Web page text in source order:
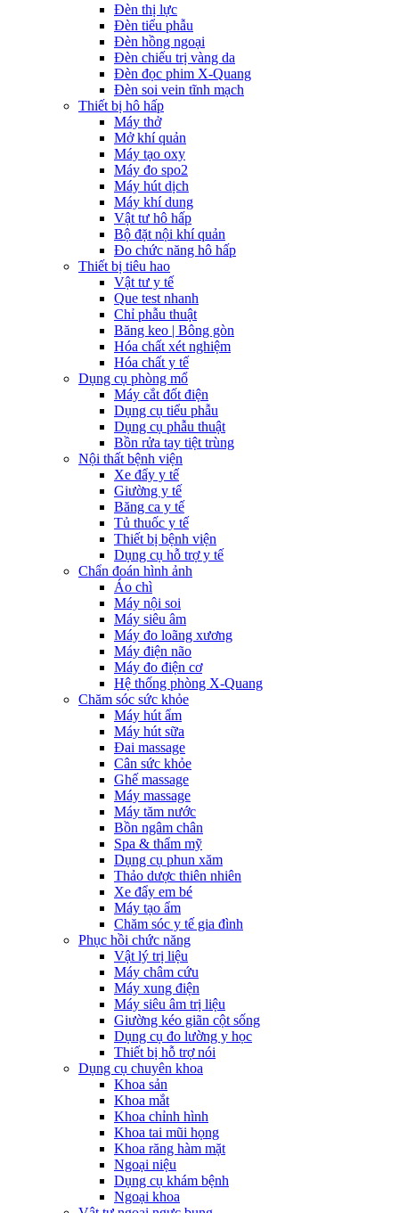
Đèn thị lực
Đèn tiểu phẫu
Đèn hồng ngoại
Đèn chiếu trị vàng da
Đèn đọc phim X-Quang
Đèn soi vein tĩnh mạch
Thiết bị hô hấp
Máy thở
Mở khí quản
Máy tạo oxy
Máy đo spo2
Máy hút dịch
Máy khí dung
Vật tư hô hấp
Bộ đặt nội khí quản
Đo chức năng hô hấp
Thiết bị tiêu hao
Vật tư y tế
Que test nhanh
Chỉ phẫu thuật
Băng keo | Bông gòn
Hóa chất xét nghiệm
Hóa chất y tế
Dụng cụ phòng mổ
Máy cắt đốt điện
Dụng cụ tiểu phẫu
Dụng cụ phẫu thuật
Bồn rửa tay tiệt trùng
Nội thất bệnh viện
Xe đẩy y tế
Giường y tế
Băng ca y tế
Tủ thuốc y tế
Thiết bị bệnh viện
Dụng cụ hỗ trợ y tế
Chẩn đoán hình ảnh
Áo chì
Máy nội soi
Máy siêu âm
Máy đo loãng xương
Máy điện não
Máy đo điện cơ
Hệ thống phòng X-Quang
Chăm sóc sức khỏe
Máy hút ẩm
Máy hút sữa
Đai massage
Cân sức khỏe
Ghế massage
Máy massage
Máy tăm nước
Bồn ngâm chân
Spa & thẩm mỹ
Dụng cụ phun xăm
Thảo dược thiên nhiên
Xe đẩy em bé
Máy tạo ẩm
Chăm sóc y tế gia đình
Phục hồi chức năng
Vật lý trị liệu
Máy châm cứu
Máy xung điện
Máy siêu âm trị liệu
Giường kéo giãn cột sống
Dụng cụ đo lường y học
Thiết bị hỗ trợ nói
Dụng cụ chuyên khoa
Khoa sản
Khoa mắt
Khoa chỉnh hình
Khoa tai mũi họng
Khoa răng hàm mặt
Ngoại niệu
Dụng cụ khám bệnh
Ngoại khoa